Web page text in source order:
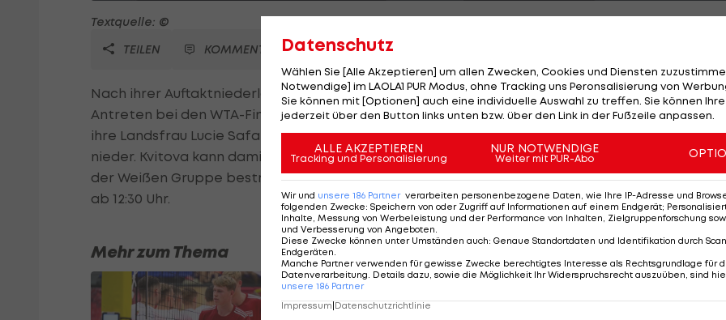
Textquelle: ©
TEILEN
KOMMENTARE
Nach ihrer Auftaktniederlage gegen Angelique Kerber feiert Petra Kvitova bei ihrem zweiten
Antreten bei den WTA-Finals in Singapur ihren ersten Sieg. Die an vier gereihte Tschechin ringt
ihre Landsfrau Lucie Safarova, Nummer sieben des Turniers, nach 1:48 Stunden mit 7:5 und 7:5
nieder. Kvitova kann damit ihre Chance auf den Einzug ins Halbfinale wahren. Das zweite Duell
der Weißen Gruppe bestreiten Garbine Muguruza und Angelique Kerber. LAOLA1.tv überträgt
ab 12:30 Uhr.
Mehr zum Thema
Datenschutz
Wählen Sie [Alle Akzeptieren] um allen Zwecken, Cookies und Diensten
Notwendige] im LAOLA1 PUR Modus, ohne Tracking uns Peronsalisierung von
Sie können mit [Optionen] auch eine individuelle Auswahl zu treffen. Sie können
jederzeit über den Button links unten bzw. über den Link in der Fußzeile anpassen.
ALLE AKZEPTIEREN
Tracking und Personalisierung
NUR NOTWENDIGE
Weiter mit PUR-Abo
Wir und unsere 186 Partner verarbeiten personenbezogene Daten, wie Ihre IP-Adresse und
folgenden Zwecke: Speichern von oder Zugriff auf Informationen auf einem Endgerät;
Inhalte, Messung von Werbeleistung und der Performance von Inhalten, Zielgruppenforschung
und Verbesserung von Angeboten
Diese Zwecke können unter Umständen auch: Genaue Standortdaten und Identifikation durch
Endgeräten
Manche Partner verwenden für gewisse Zwecke berechtigtes Interesse als Rechtsgrundlage für
Datenverarbeitung. Details dazu, sowie die Möglichkeit Ihr Widerspruchsrecht auszuüben, sind
unsere 186 Partner
Impressum|Datenschutzrichtlinie